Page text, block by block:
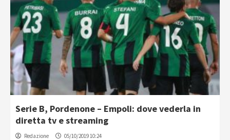
Serie B, Pordenone – Empoli: dove vederla in
diretta tv e streaming
Redazione 05/10/2019 10:24